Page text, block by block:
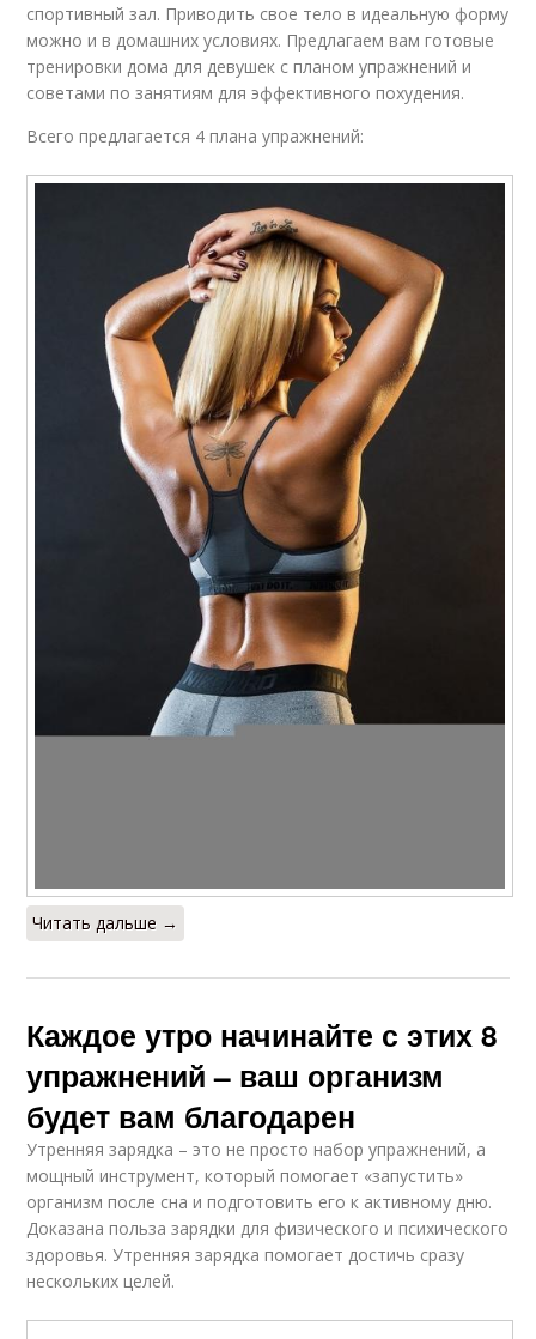
спортивный зал. Приводить свое тело в идеальную форму
можно и в домашних условиях. Предлагаем вам готовые
тренировки дома для девушек с планом упражнений и
советами по занятиям для эффективного похудения.
Всего предлагается 4 плана упражнений:
Читать дальше →
Каждое утро начинайте с этих 8
упражнений – ваш организм
будет вам благодарен
Утренняя зарядка – это не просто набор упражнений, а
мощный инструмент, который помогает «запустить»
организм после сна и подготовить его к активному дню.
Доказана польза зарядки для физического и психического
здоровья. Утренняя зарядка помогает достичь сразу
нескольких целей.